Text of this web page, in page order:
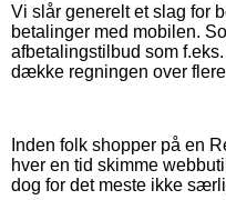
Vi slår generelt et slag for
betalinger med mobilen.
afbetalingstilbud som
dække regningen over
Inden folk shopper på en
hver en tid skimme
dog for det meste ikke